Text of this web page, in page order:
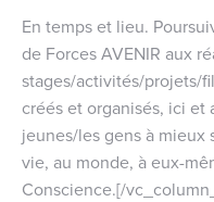
En temps et lieu.
de Forces AVENIR aux
stages/activités/projets/
créés et organisés, ici et
jeunes/les gens à mieux
vie, au monde, à eux-
Conscience.[/